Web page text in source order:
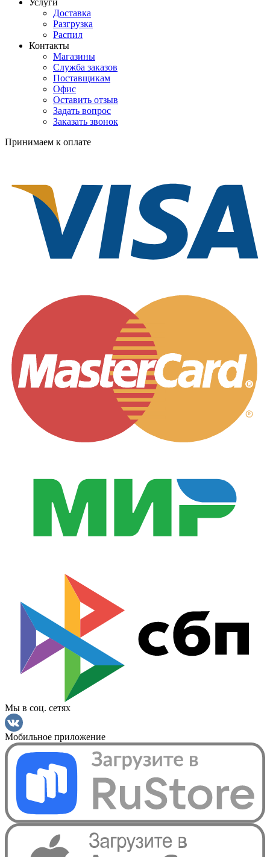
Услуги
Доставка
Разгрузка
Распил
Контакты
Магазины
Служба заказов
Поставщикам
Офис
Оставить отзыв
Задать вопрос
Заказать звонок
Принимаем к оплате
Мы в соц. сетях
Мобильное приложение